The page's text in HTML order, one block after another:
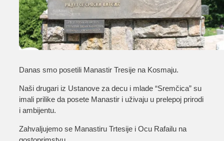
Danas smo posetili Manastir Tresije na Kosmaju.
Naši drugari iz Ustanove za decu i mlade “Sremčica” su
imali prilike da posete Manastir i uživaju u prelepoj prirodi
i ambijentu.
Zahvaljujemo se Manastiru Trtesije i Ocu Rafailu na